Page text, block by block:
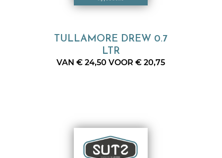
TULLAMORE DREW 0.7
LTR
VAN € 24,50 VOOR € 20,75